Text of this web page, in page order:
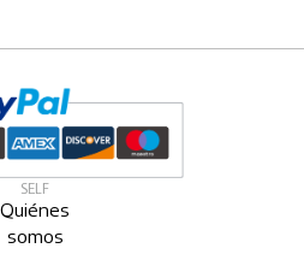
SELF
Quiénes
somos